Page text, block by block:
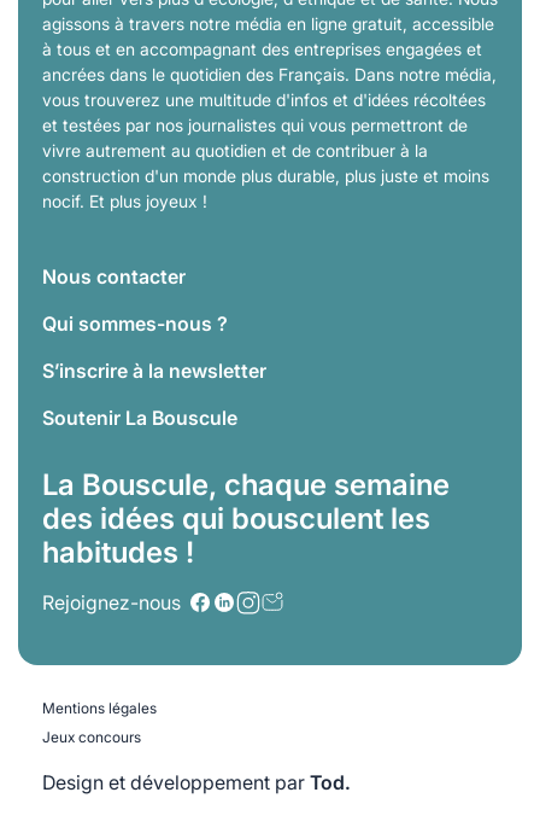
agissons à travers notre média en ligne gratuit, accessible
à tous et en accompagnant des entreprises engagées et
ancrées dans le quotidien des Français. Dans notre média,
vous trouverez une multitude d'infos et d'idées récoltées
et testées par nos journalistes qui vous permettront de
vivre autrement au quotidien et de contribuer à la
construction d'un monde plus durable, plus juste et moins
nocif. Et plus joyeux !
Nous contacter
Qui sommes-nous ?
S’inscrire à la newsletter
Soutenir La Bouscule
La Bouscule, chaque semaine
des idées qui bousculent les
habitudes !
Rejoignez-nous
Mentions légales
Jeux concours
Design et développement par Tod.